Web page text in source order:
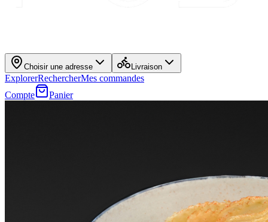
Choisir une adresse Livraison
ExplorerRechercherMes commandes
Compte
Panier